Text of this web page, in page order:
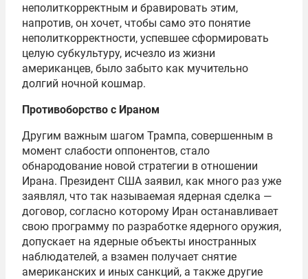
неполиткорректным и бравировать этим,
напротив, он хочет, чтобы само это понятие
неполиткорректности, успевшее сформировать
целую субкультуру, исчезло из жизни
американцев, было забыто как мучительно
долгий ночной кошмар.
Противоборство с Ираном
Другим важным шагом Трампа, совершенным в
момент слабости оппонентов, стало
обнародование новой стратегии в отношении
Ирана. Президент США заявил, как много раз уже
заявлял, что так называемая ядерная сделка —
договор, согласно которому Иран останавливает
свою программу по разработке ядерного оружия,
допускает на ядерные объекты иностранных
наблюдателей, а взамен получает снятие
американских и иных санкций, а также другие